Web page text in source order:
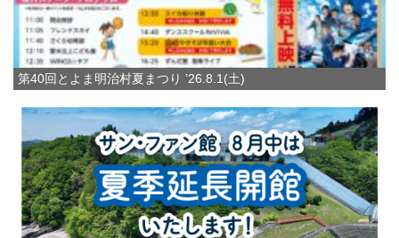
第40回とよま明治村夏まつり ’26.8.1(土)